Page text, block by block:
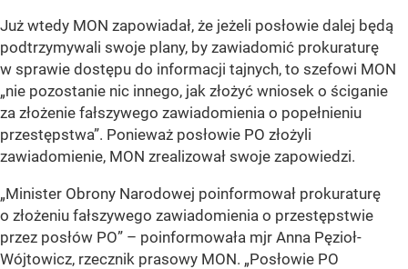
Już wtedy MON zapowiadał, że jeżeli posłowie dalej będą
podtrzymywali swoje plany, by zawiadomić prokuraturę
w sprawie dostępu do informacji tajnych, to szefowi MON
„nie pozostanie nic innego, jak złożyć wniosek o ściganie
za złożenie fałszywego zawiadomienia o popełnieniu
przestępstwa”. Ponieważ posłowie PO złożyli
zawiadomienie, MON zrealizował swoje zapowiedzi.
„Minister Obrony Narodowej poinformował prokuraturę
o złożeniu fałszywego zawiadomienia o przestępstwie
przez posłów PO” – poinformowała mjr Anna Pęzioł-
Wójtowicz, rzecznik prasowy MON. „Posłowie PO